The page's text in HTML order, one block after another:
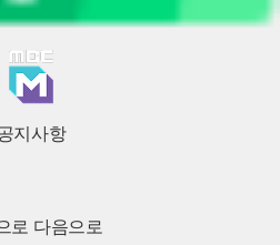
지사항
로 다음으로